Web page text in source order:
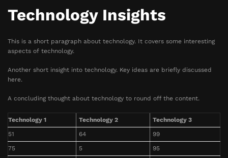
Technology Insights
This is a short paragraph about technology. It covers some interesting
aspects of technology.
Another short insight into technology. Key ideas are briefly discussed
here.
A concluding thought about technology to round off the content.
Technology 1 Technology 2
Technology 3
51
64
99
75
5
95